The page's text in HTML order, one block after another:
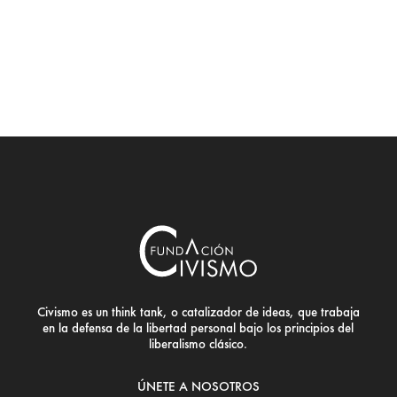
Civismo es un think tank, o catalizador de ideas, que trabaja
en la defensa de la libertad personal bajo los principios del
liberalismo clásico.
ÚNETE A NOSOTROS